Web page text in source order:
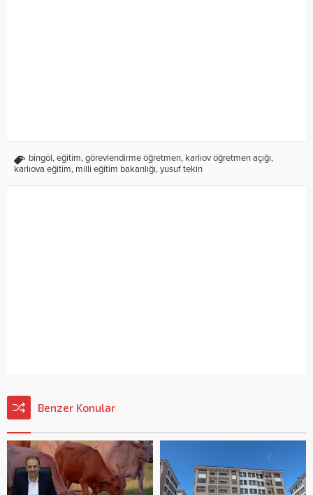
bingöl,eğitim,görevlendirme öğretmen, karlıov öğretmen açığı,
karlıova eğitim, milli eğitim bakanlığı,yusuf tekin
Benzer Konular